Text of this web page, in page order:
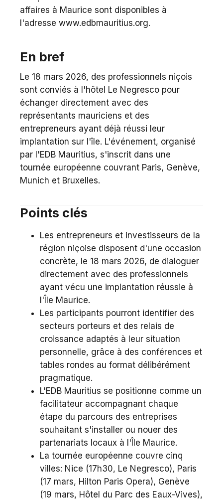
En bref
Le 18 mars 2026, des professionnels niçois
sont conviés à l'hôtel Le Negresco pour
échanger directement avec des
représentants mauriciens et des
entrepreneurs ayant déjà réussi leur
implantation sur l'île. L'événement, organisé
par l'EDB Mauritius, s'inscrit dans une
tournée européenne couvrant Paris, Genève,
Munich et Bruxelles.
Points clés
Les entrepreneurs et investisseurs de la
région niçoise disposent d'une occasion
concrète, le 18 mars 2026, de dialoguer
directement avec des professionnels
ayant vécu une implantation réussie à
l'Île Maurice.
Les participants pourront identifier des
secteurs porteurs et des relais de
croissance adaptés à leur situation
personnelle, grâce à des conférences et
tables rondes au format délibérément
pragmatique.
L'EDB Mauritius se positionne comme un
facilitateur accompagnant chaque
étape du parcours des entreprises
souhaitant s'installer ou nouer des
partenariats locaux à l'Île Maurice.
La tournée européenne couvre cinq
villes: Nice (17h30, Le Negresco), Paris
(17 mars, Hilton Paris Opera), Genève
(19 mars, Hôtel du Parc des Eaux-Vives),
affaires à Maurice sont disponibles à
l'adresse www.edbmauritius.org.